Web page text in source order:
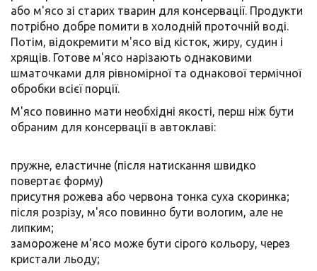
або м'ясо зі старих тварин для консервації. Продукти
потрібно добре помити в холодній проточній воді.
Потім, відокремити м'ясо від кісток, жиру, судин і
хрящів. Готове м'ясо нарізають однаковими
шматочками для рівномірної та однакової термічної
обробки всієї порції.
М'ясо повинно мати необхідні якості, перш ніж бути
обраним для консервації в автоклаві:
пружне, еластичне (після натискання швидко
повертає форму)
присутня рожева або червона тонка суха скоринка;
після розрізу, м'ясо повинно бути вологим, але не
липким;
заморожене м'ясо може бути сірого кольору, через
кристали льоду;